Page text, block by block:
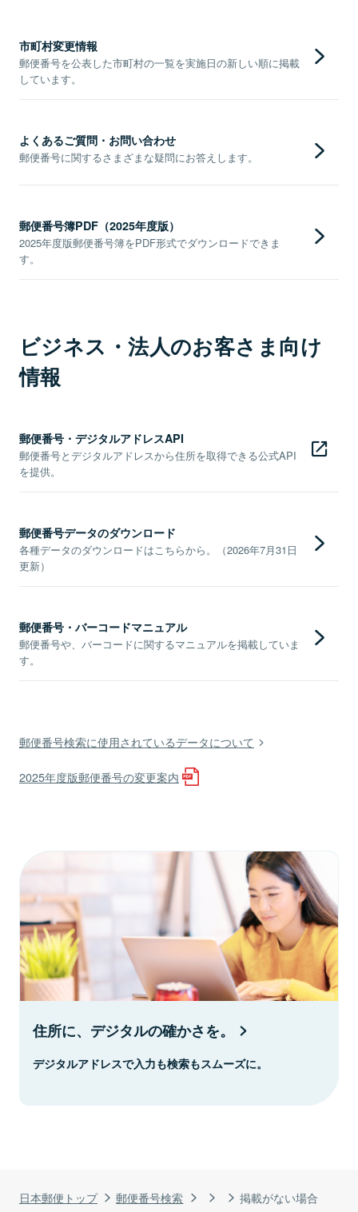
日本郵便トップ 郵便番号検索 掲載がない場合
市町村変更情報
郵便番号を公表した市町村の一覧を実施日の新しい順に掲載
しています。
よくあるご質問・お問い合わせ
郵便番号に関するさまざまな疑問にお答えします。
郵便番号簿PDF（2025年度版）
2025年度版郵便番号簿をPDF形式でダウンロードできま
す。
ビジネス・法人のお客さま向け
情報
郵便番号・デジタルアドレスAPI
郵便番号とデジタルアドレスから住所を取得できる公式API
を提供。
郵便番号データのダウンロード
各種データのダウンロードはこちらから。（2026年7月31日
更新）
郵便番号・バーコードマニュアル
郵便番号や、バーコードに関するマニュアルを掲載していま
す。
郵便番号検索に使用されているデータについて
2025年度版郵便番号の変更案内
住所に、デジタルの確かさを。
デジタルアドレスで入力も検索もスムーズに。